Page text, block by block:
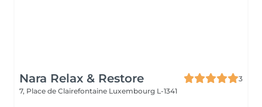
Nara Relax & Restore
3
7, Place de Clairefontaine Luxembourg L-1341